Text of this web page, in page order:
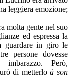
leggiera emozione;
molta gente nel suo
ed espressa la
guardare in giro le
persone dovesse
Però,
di metterloà son